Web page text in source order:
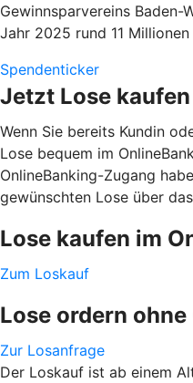
Gewinnsparvereins Baden-
Jahr 2025 rund 11 Millionen
Spendenticker
Jetzt Lose kaufen
Wenn Sie bereits Kundin
Lose bequem im
OnlineBanking-Zugang
gewünschten Lose über
Lose kaufen im
Zum Loskauf
Lose ordern
Zur Losanfrage
Der Loskauf ist ab einem